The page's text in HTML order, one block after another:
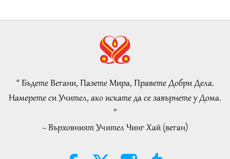
19:47
38:45
Разговори за вътрешния мир на
Между Учителя и учениците 2026-08-06 Преглед
Spanish court upholds rights of
challenge.
“ Бъдете Вегани, Пазете Мира, Правете Добри Дела.
Намерете си Учител, ако искате да се завърнете у Дома.
”
~ Върховният Учител Чинг Хай (веган)